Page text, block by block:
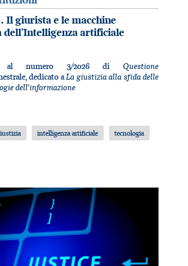
Il giurista e le macchine
dell’Intelligenza artificiale
al numero 3/2026 di Questione
dedicato aLa giustizia alla sfida delle
dell'informazione
intelligenza artificiale tecnologia